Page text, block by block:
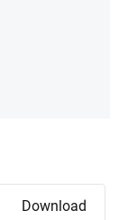
Download